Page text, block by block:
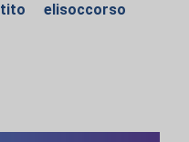
elisoccorso